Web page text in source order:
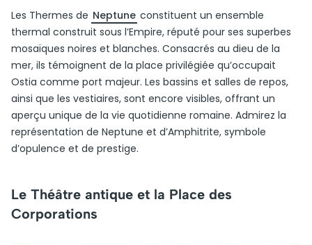
Les Thermes de Neptune constituent un ensemble
thermal construit sous l’Empire, réputé pour ses superbes
mosaïques noires et blanches. Consacrés au dieu de la
mer, ils témoignent de la place privilégiée qu’occupait
Ostia comme port majeur. Les bassins et salles de repos,
ainsi que les vestiaires, sont encore visibles, offrant un
aperçu unique de la vie quotidienne romaine. Admirez la
représentation de Neptune et d’Amphitrite, symbole
d’opulence et de prestige.
Le Théâtre antique et la Place des
Corporations